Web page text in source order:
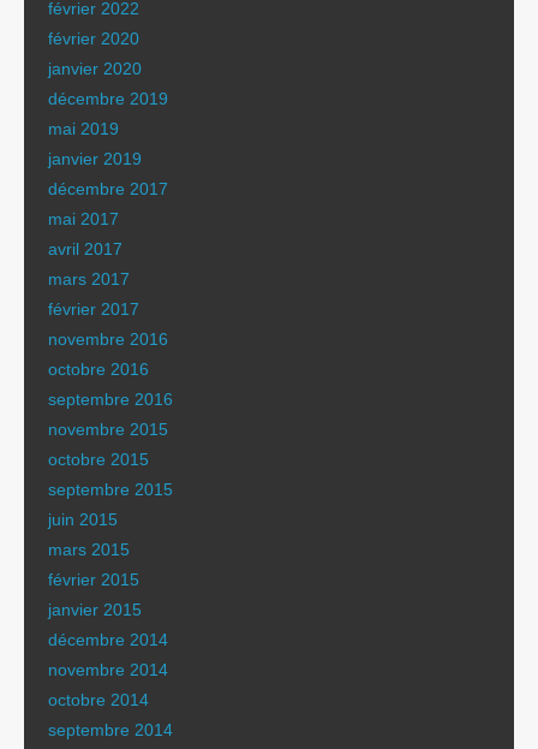
février 2022
février 2020
janvier 2020
décembre 2019
mai 2019
janvier 2019
décembre 2017
mai 2017
avril 2017
mars 2017
février 2017
novembre 2016
octobre 2016
septembre 2016
novembre 2015
octobre 2015
septembre 2015
juin 2015
mars 2015
février 2015
janvier 2015
décembre 2014
novembre 2014
octobre 2014
septembre 2014